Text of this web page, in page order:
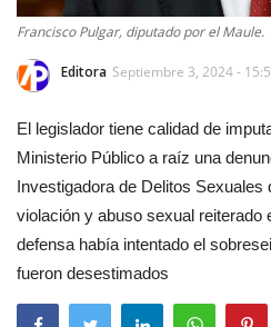
Francisco Pulgar, diputado por el Maule.
Editora Septiembre 3, 2024 -
El legislador tiene calidad de
Ministerio Público a raíz una
Investigadora de Delitos
violación y abuso sexual reiterado
defensa había intentado el
fueron desestimados